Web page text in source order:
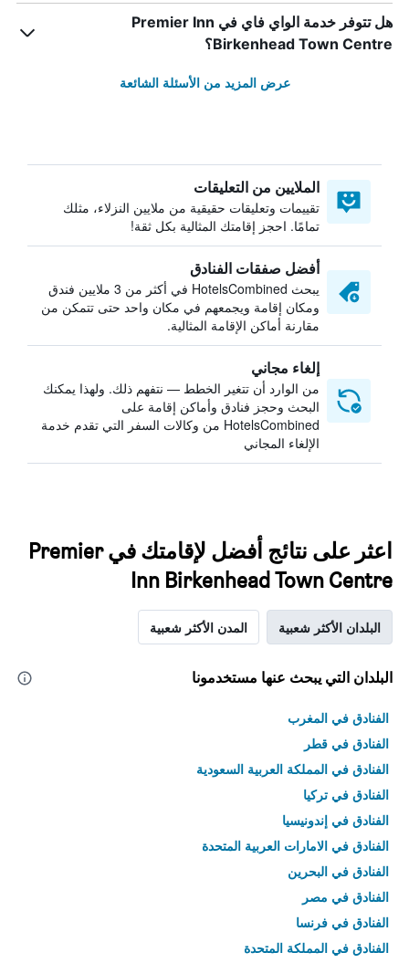
هل تتوفر خدمة الواي فاي في Premier Inn
Birkenhead Town Centre؟
عرض المزيد من الأسئلة الشائعة
الملايين من التعليقات
تقييمات وتعليقات حقيقية من ملايين النزلاء، مثلك
تمامًا. احجز إقامتك المثالية بكل ثقة!
أفضل صفقات الفنادق
يبحث HotelsCombined في أكثر من 3 ملايين فندق
ومكان إقامة ويجمعهم في مكان واحد حتى تتمكن من
مقارنة أماكن الإقامة المثالية.
إلغاء مجاني
من الوارد أن تتغير الخطط — نتفهم ذلك. ولهذا يمكنك
البحث وحجز فنادق وأماكن إقامة على
HotelsCombined من وكالات السفر التي تقدم خدمة
الإلغاء المجاني
اعثر على نتائج أفضل لإقامتك في Premier
Inn Birkenhead Town Centre
البلدان الأكثر شعبية المدن الأكثر شعبية
البلدان التي يبحث عنها مستخدمونا
الفنادق في المغرب
الفنادق في قطر
الفنادق في المملكة العربية السعودية
الفنادق في تركيا
الفنادق في إندونيسيا
الفنادق في الامارات العربية المتحدة
الفنادق في البحرين
الفنادق في مصر
الفنادق في فرنسا
الفنادق في المملكة المتحدة